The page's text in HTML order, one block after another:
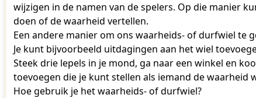
wijzigen in de namen van de spelers. Op die manier
doen of de waarheid vertellen.
Een andere manier om ons waarheids- of durfwiel te
Je kunt bijvoorbeeld uitdagingen aan het wiel
Steek drie lepels in je mond, ga naar een winkel en
toevoegen die je kunt stellen als iemand de waarheid
Hoe gebruik je het waarheids- of durfwiel?